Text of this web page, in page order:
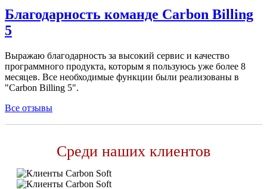
Благодарность команде Carbon Billing
5
Выражаю благодарность за высокий сервис и качество
программного продукта, которым я пользуюсь уже более 8
месяцев. Все необходимые функции были реализованы в
"Carbon Billing 5".
Все отзывы
Среди наших клиентов